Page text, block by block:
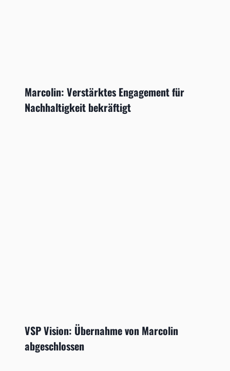
Marcolin: Verstärktes Engagement für
Nachhaltigkeit bekräftigt
VSP Vision: Übernahme von Marcolin
abgeschlossen